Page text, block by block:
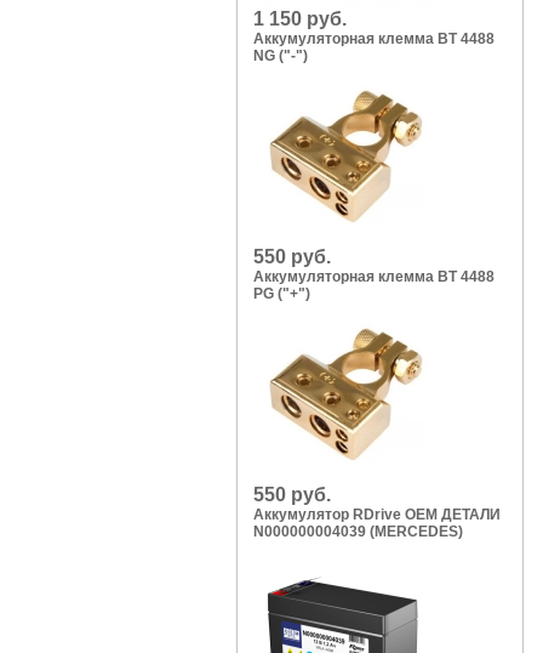
1 150 руб.
Аккумуляторная клемма BT 4488
NG ("-")
550 руб.
Аккумуляторная клемма BT 4488
PG ("+")
550 руб.
Аккумулятор RDrive OEM ДЕТАЛИ
N000000004039 (MERCEDES)